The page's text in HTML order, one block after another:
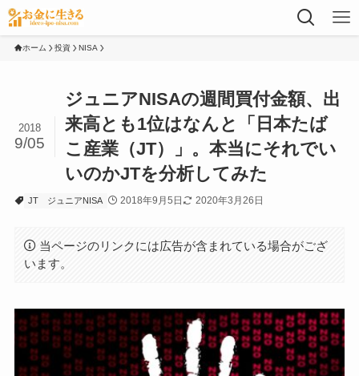
ホーム 投資 NISA
ジュニアNISAの週間買付金額、出
来高とも1位はなんと「日本たば
こ産業（JT）」。本当にそれでい
いのかJTを分析してみた
2018
9/05
JT ジュニアNISA 2018年9月5日 2020年3月26日
当ページのリンクには広告が含まれている場合がござ
います。